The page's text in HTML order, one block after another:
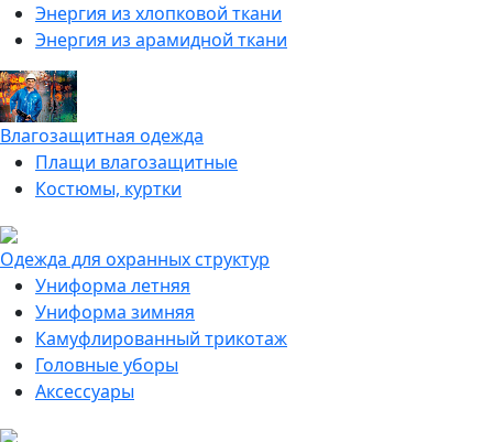
Энергия из хлопковой ткани
Энергия из арамидной ткани
Влагозащитная одежда
Плащи влагозащитные
Костюмы, куртки
Одежда для охранных структур
Униформа летняя
Униформа зимняя
Камуфлированный трикотаж
Головные уборы
Аксессуары